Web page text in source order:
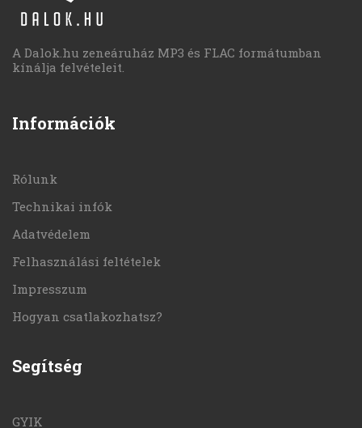
A Dalok.hu zeneáruház MP3 és FLAC formátumban
kínálja felvételeit.
Információk
Rólunk
Technikai infók
Adatvédelem
Felhasználási feltételek
Impresszum
Hogyan csatlakozhatsz?
Segítség
GYIK